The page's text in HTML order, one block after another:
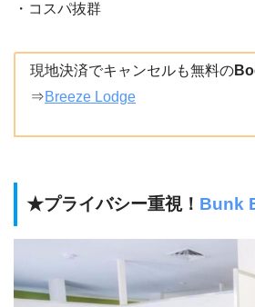
・コスパ抜群
現地決済でキャンセルも無料の
⇒Breeze Lodge
★プライバシー重視！ Bunk